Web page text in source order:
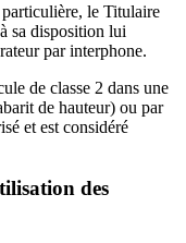
le Titulaire
sa disposition lui
par interphone.
de classe 2 dans une
de hauteur) ou par
et est considéré
des